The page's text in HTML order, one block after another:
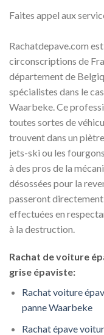
Faites appel aux
Rachatdepave.com
circonscriptions de
département de
spécialistes dans le
Waarbeke. Ce
toutes sortes de
trouvent dans un
jets-ski ou les
à des pros de la
désossées pour la
passeront
effectuées en
à la destruction.
Rachat de voiture
grise épaviste:
Rachat voiture
panne Waarbeke
Rachat épave